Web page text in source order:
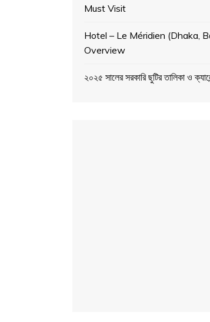
Must Visit
Hotel – Le Méridien (Dhaka,
Overview
২০২৫ সালের সরকারি ছুটির তালিকা ও